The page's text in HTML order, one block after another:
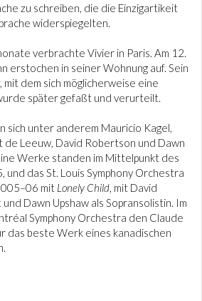
zu schreiben, die die Einzigartikeit
widerspiegelten.
verbrachte Vivier in Paris. Am 12.
erstochen in seiner Wohnung auf. Sein
dem sich möglicherweise eine
später gefaßt und verurteilt.
sich unter anderem Mauricio Kagel,
de Leeuw, David Robertson und Dawn
Werke standen im Mittelpunkt des
und das St. Louis Symphony Orchestra
mit Lonely Child, mit David
Dawn Upshaw als Sopransolistin. Im
Symphony Orchestra den Claude
das beste Werk eines kanadischen